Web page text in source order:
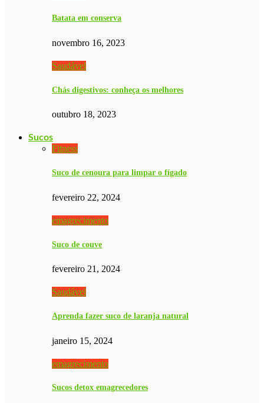
Batata em conserva
novembro 16, 2023
Saudável
Chás digestivos: conheça os melhores
outubro 18, 2023
Sucos
Fitness
Suco de cenoura para limpar o fígado
fevereiro 22, 2024
emagrecimento
Suco de couve
fevereiro 21, 2024
Saudável
Aprenda fazer suco de laranja natural
janeiro 15, 2024
emagrecimento
Sucos detox emagrecedores